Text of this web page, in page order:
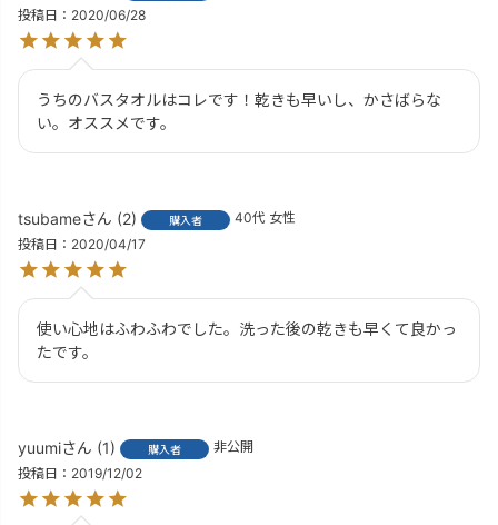
投稿日
2020/06/28
うちのバスタオルはコレです！乾きも早いし、かさばらな
い。オススメです。
tsubame 2 購入者 40代 女性
投稿日
2020/04/17
使い心地はふわふわでした。洗った後の乾きも早くて良かっ
たです。
yuumi 1 購入者
非公開
投稿日
2019/12/02